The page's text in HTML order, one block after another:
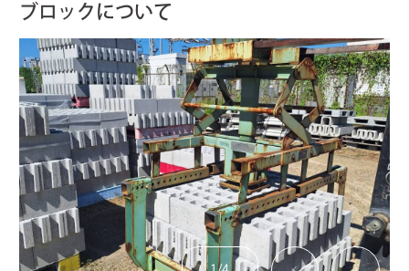
ブロックについて